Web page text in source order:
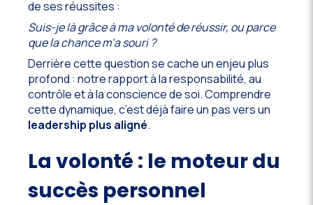
de ses réussites :
Suis-je là grâce à ma volonté de réussir, ou parce
que la chance m’a souri ?
Derrière cette question se cache un enjeu plus
profond : notre rapport à la responsabilité, au
contrôle et à la conscience de soi. Comprendre
cette dynamique, c’est déjà faire un pas vers un
leadership plus aligné.
La volonté : le moteur du
succès personnel